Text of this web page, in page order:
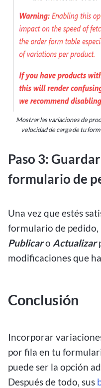
Mostrar las variaciones de
velocidad de carga de tu
Paso 3:
formulario de
Una vez que estés
formulario de pedido,
Publicaro Actualizar
modificaciones que
Conclusión
Incorporar
por fila en tu
puede ser la opción
Después de todo, sus